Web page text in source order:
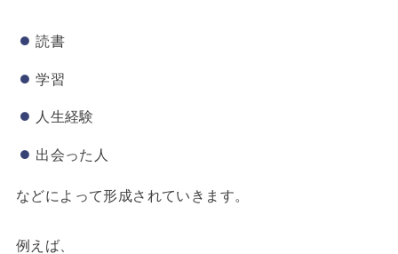
読書
学習
人生経験
出会った人
などによって形成されていきます。
例えば、